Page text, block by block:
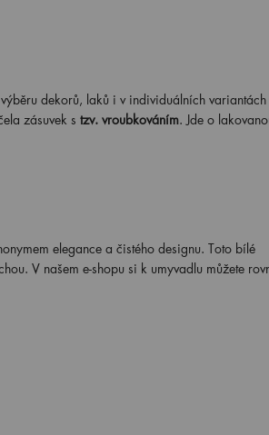
dekorů, laků i v individuálních variantách
zásuvek s tzv. vroubkováním. Jde o
elegance a čistého designu. Toto bílé
V našem e-shopu si k umyvadlu můžete